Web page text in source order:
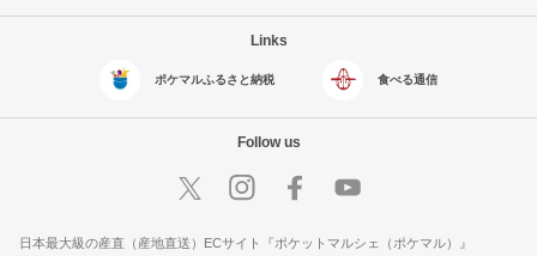
Links
ポケマルふるさと納税 食べる通信
Follow us
日本最大級の産直（産地直送）ECサイト『ポケットマルシェ（ポケマル）』